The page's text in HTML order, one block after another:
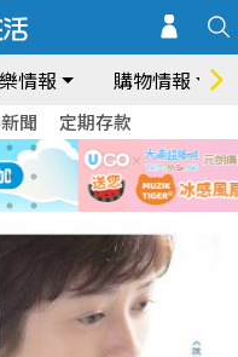
情報 購物情報
聞 定期存款